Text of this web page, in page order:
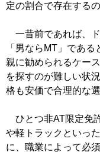
定の割合で存在する
一昔前であれば、
「男ならMT」であ
親に勧められるケー
を探すのが難しい状
格も安価で合理的な
ひとつ非AT限定免
や軽トラックといっ
に、職業によって必